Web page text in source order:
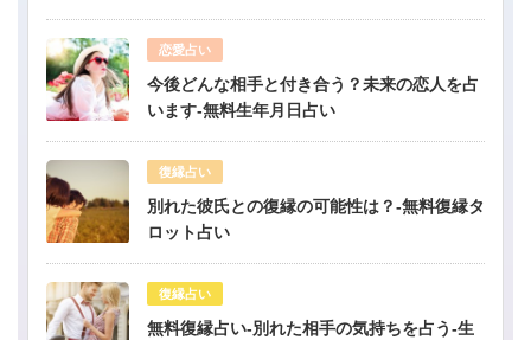
恋愛占い
今後どんな相手と付き合う？未来の恋人を占
います-無料生年月日占い
復縁占い
別れた彼氏との復縁の可能性は？-無料復縁タ
ロット占い
復縁占い
無料復縁占い-別れた相手の気持ちを占う-生